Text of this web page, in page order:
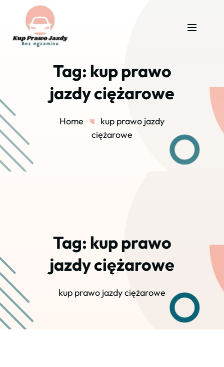
Tag: kup prawo
jazdy ciężarowe
Home
kup prawo jazdy
ciężarowe
Tag: kup prawo
jazdy ciężarowe
kup prawo jazdy ciężarowe